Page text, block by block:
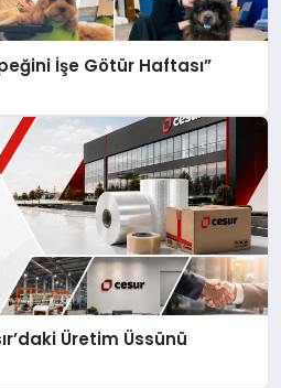
İşe Götür Haftası”
Üretim Üssünü